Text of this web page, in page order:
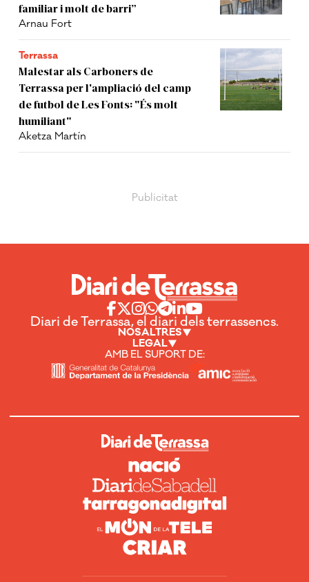
familiar i molt de barri”
Arnau Fort
Terrassa
Malestar als Carboners de
Terrassa per l'ampliació del camp
de futbol de Les Fonts: "És molt
humiliant"
Aketza Martín
Diari de Terrassa, el diari dels terrassencs.
NOSALTRES
LEGAL
AMB EL SUPORT DE: